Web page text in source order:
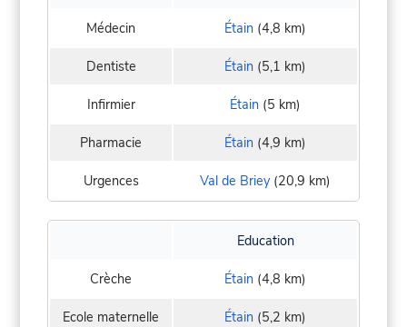
Médecin Étain (4,8 km)
Dentiste Étain (5,1 km)
Infirmier Étain (5 km)
Pharmacie Étain (4,9 km)
Urgences Val de Briey (20,9 km)
Education
Crèche Étain (4,8 km)
Ecole maternelle Étain (5,2 km)